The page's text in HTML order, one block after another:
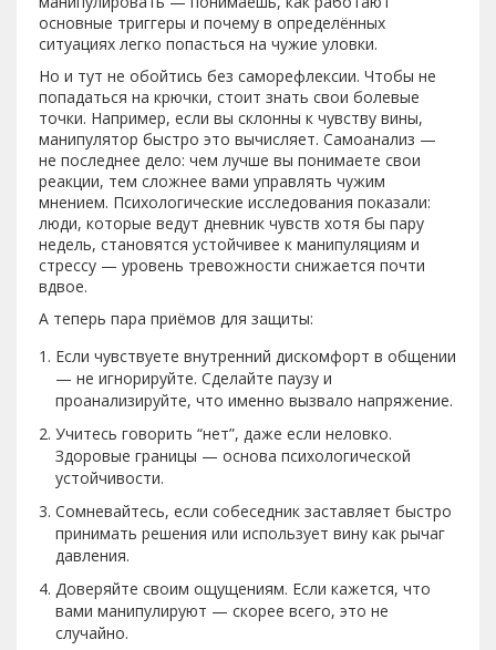
основные триггеры и почему в определённых
ситуациях легко попасться на чужие уловки.
Но и тут не обойтись без саморефлексии. Чтобы не
попадаться на крючки, стоит знать свои болевые
точки. Например, если вы склонны к чувству вины,
манипулятор быстро это вычисляет. Самоанализ —
не последнее дело: чем лучше вы понимаете свои
реакции, тем сложнее вами управлять чужим
мнением. Психологические исследования показали:
люди, которые ведут дневник чувств хотя бы пару
недель, становятся устойчивее к манипуляциям и
стрессу — уровень тревожности снижается почти
вдвое.
А теперь пара приёмов для защиты:
Если чувствуете внутренний дискомфорт в общении
— не игнорируйте. Сделайте паузу и
проанализируйте, что именно вызвало напряжение.
Учитесь говорить “нет”, даже если неловко.
Здоровые границы — основа психологической
устойчивости.
Сомневайтесь, если собеседник заставляет быстро
принимать решения или использует вину как рычаг
давления.
Доверяйте своим ощущениям. Если кажется, что
вами манипулируют — скорее всего, это не
случайно.